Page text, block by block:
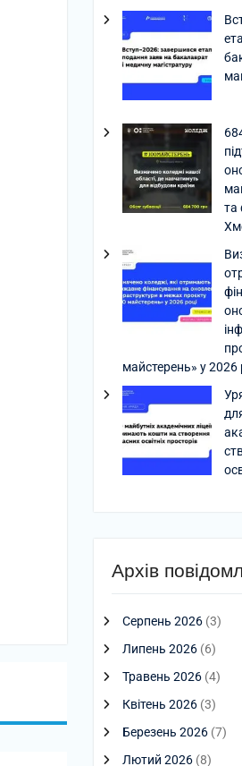
та
майстерень» у 2026
Архів
Серпень 2026 (3)
Липень 2026 (6)
Травень 2026 (4)
Квітень 2026 (3)
Березень 2026 (7)
Лютий 2026 (8)